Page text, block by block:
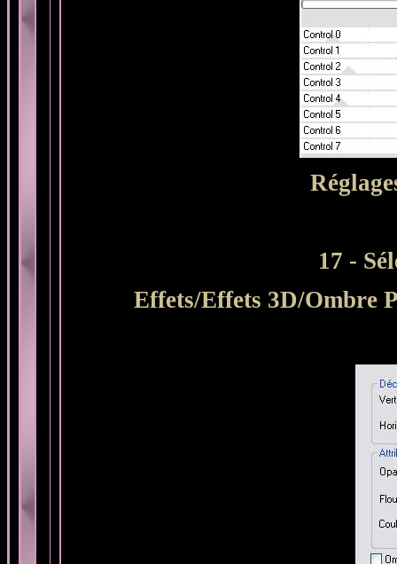
17 -
Effets/Effets 3D/Ombre